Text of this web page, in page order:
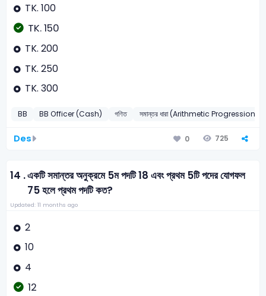
TK. 100
TK. 150
TK. 200
TK. 250
TK. 300
BB BB Officer (Cash) গণিত সমান্তর ধারা (Arithmetic Progression)
Des 0 725
14 .একটি সমান্তর অনুক্রমে 5ম পদটি 18 এবং প্রথম 5টি পদের যোগফল
75 হলে প্রথম পদটি কত?
Updated: 11 months ago
2
10
4
12